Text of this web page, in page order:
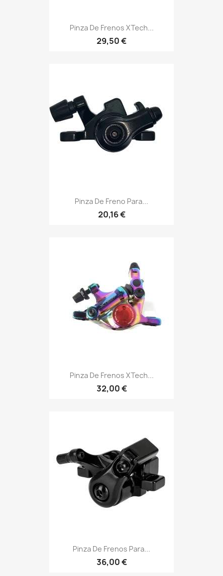
Pinza De Frenos XTech...
29,50 €
Pinza De Freno Para...
20,16 €
Pinza De Frenos XTech...
32,00 €
Pinza De Frenos Para...
36,00 €